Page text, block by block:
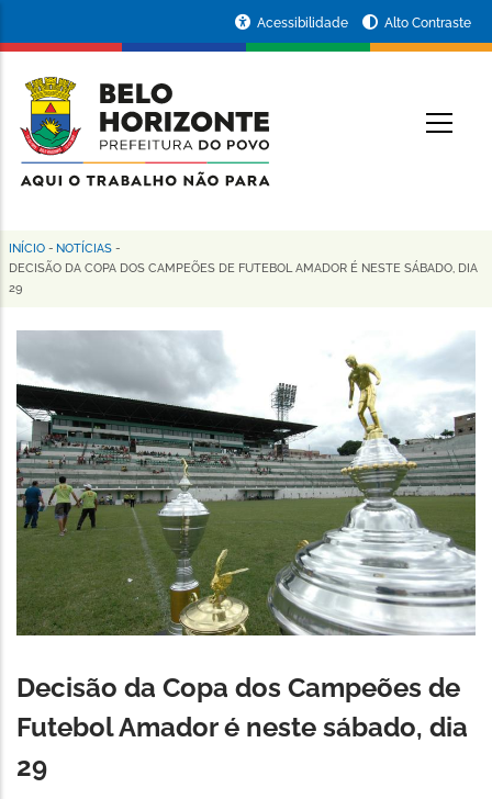
conteúdo
principal
da
Prefeitura
de
Horizonte
Acessibilidade Alto Contraste
Trilha
de
navegação
INÍCIO - NOTÍCIAS -
DECISÃO DA COPA DOS CAMPEÕES DE FUTEBOL AMADOR É NESTE SÁBADO, DIA
29
Decisão da Copa dos Campeões de
Futebol Amador é neste sábado, dia
29